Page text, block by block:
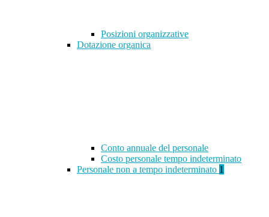
Posizioni organizzative
Dotazione organica
Conto annuale del personale
Costo personale tempo indeterminato
Personale non a tempo indeterminato 1